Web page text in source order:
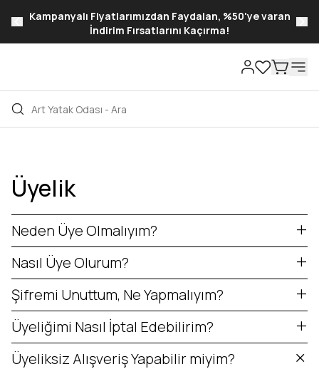
Kampanyalı Fiyatlarımızdan Faydalan, %50'ye varan
İndirim Fırsatlarını Kaçırma!
Üyelik
Neden Üye Olmalıyım?
Nasıl Üye Olurum?
Şifremi Unuttum, Ne Yapmalıyım?
Üyeliğimi Nasıl İptal Edebilirim?
Üyeliksiz Alışveriş Yapabilir miyim?